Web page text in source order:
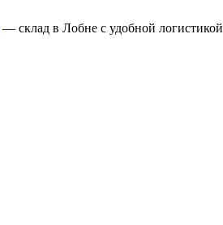
— склад в Лобне с удобной логистикой